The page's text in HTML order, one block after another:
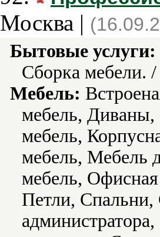
Москва |
Бытовые услуги:
Сборка мебели.
Мебель:
мебель, Диваны,
мебель,
мебель, Мебель
мебель,
Петли,